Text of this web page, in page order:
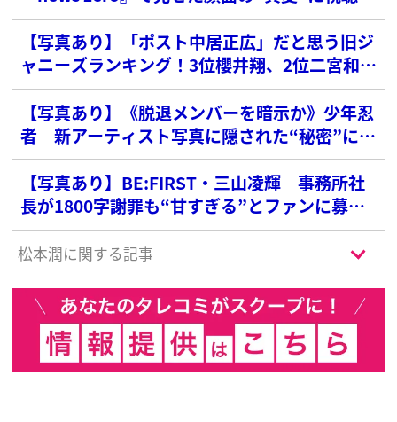
衝撃
【写真あり】「ポスト中居正広」だと思う旧ジ
ャニーズランキング！3位櫻井翔、2位二宮和也
を抑えた1位は？
【写真あり】《脱退メンバーを暗示か》少年忍
者 新アーティスト写真に隠された“秘密”にフ
ァン感激「泣きそう」
【写真あり】BE:FIRST・三山凌輝 事務所社
長が1800字謝罪も“甘すぎる”とファンに募る
不信感
松本潤に関する記事